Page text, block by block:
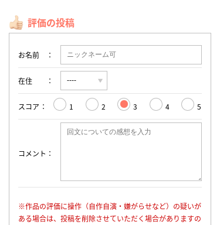
評価の投稿
お名前
在住
スコア 1 2 3 4 5
コメント
※作品の評価に操作（自作自演・嫌がらせなど）の疑いが
ある場合は、投稿を削除させていただく場合がありますの